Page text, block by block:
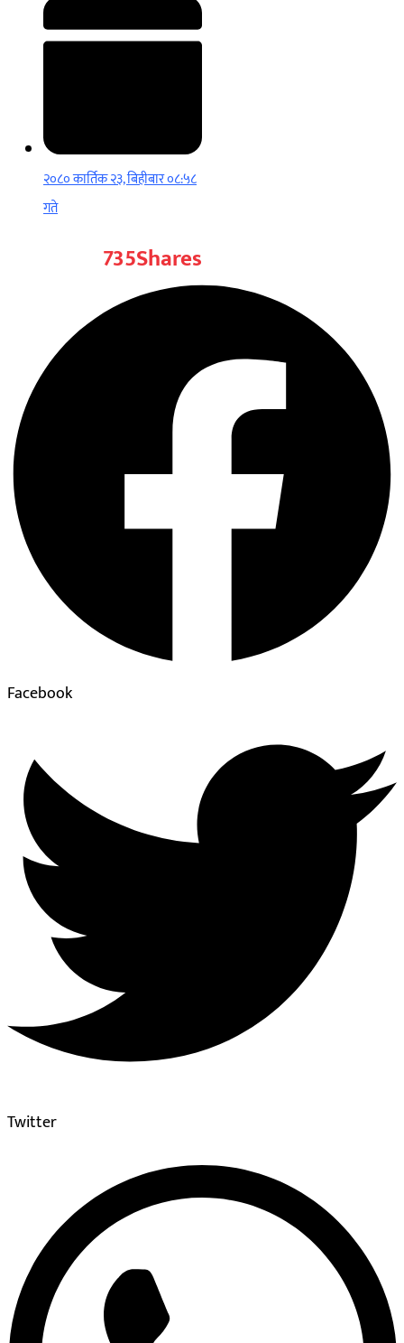
२०८० कार्तिक २३, बिहीबार ०८:५८
गते
Shares
735
Facebook
Twitter